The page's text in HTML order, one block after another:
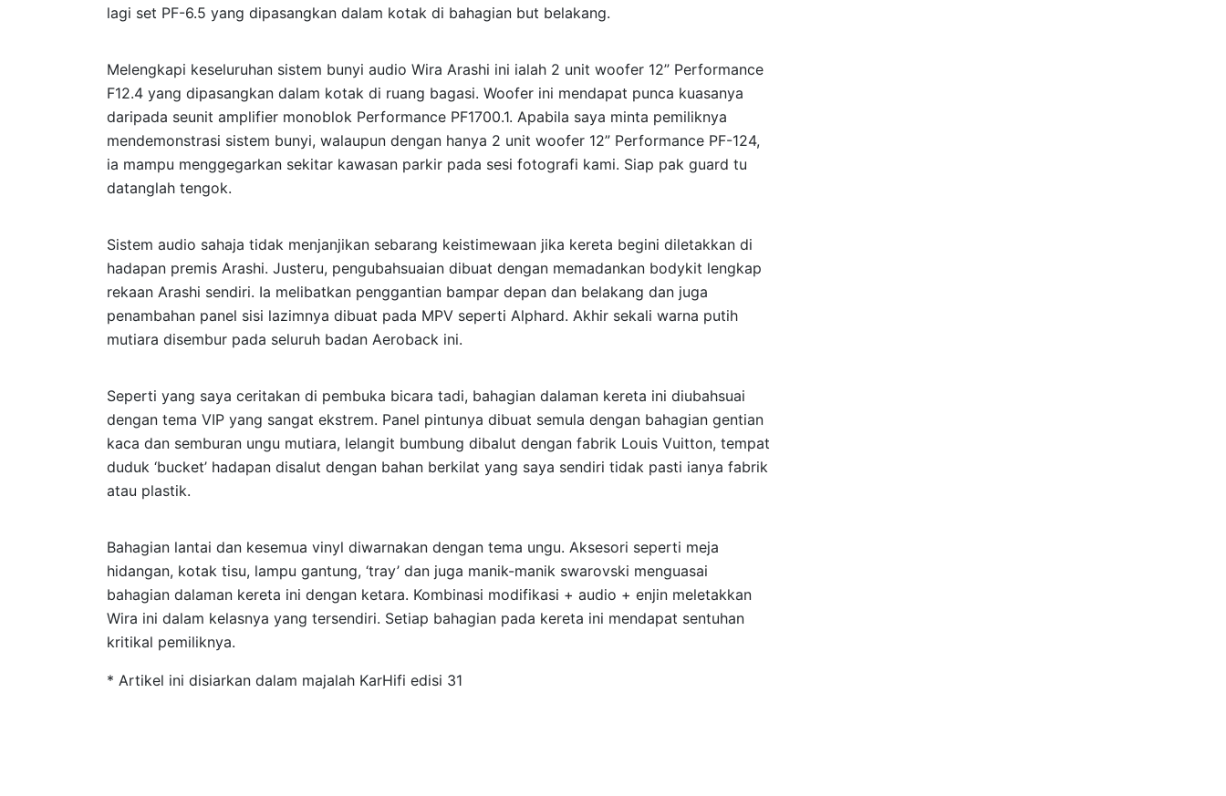
lagi set PF-6.5 yang dipasangkan dalam kotak di bahagian but belakang.
Melengkapi keseluruhan sistem bunyi audio Wira Arashi ini ialah 2 unit woofer 12” Performance
F12.4 yang dipasangkan dalam kotak di ruang bagasi. Woofer ini mendapat punca kuasanya
daripada seunit amplifier monoblok Performance PF1700.1. Apabila saya minta pemiliknya
mendemonstrasi sistem bunyi, walaupun dengan hanya 2 unit woofer 12” Performance PF-124,
ia mampu menggegarkan sekitar kawasan parkir pada sesi fotografi kami. Siap pak guard tu
datanglah tengok.
Sistem audio sahaja tidak menjanjikan sebarang keistimewaan jika kereta begini diletakkan di
hadapan premis Arashi. Justeru, pengubahsuaian dibuat dengan memadankan bodykit lengkap
rekaan Arashi sendiri. Ia melibatkan penggantian bampar depan dan belakang dan juga
penambahan panel sisi lazimnya dibuat pada MPV seperti Alphard. Akhir sekali warna putih
mutiara disembur pada seluruh badan Aeroback ini.
Seperti yang saya ceritakan di pembuka bicara tadi, bahagian dalaman kereta ini diubahsuai
dengan tema VIP yang sangat ekstrem. Panel pintunya dibuat semula dengan bahagian gentian
kaca dan semburan ungu mutiara, lelangit bumbung dibalut dengan fabrik Louis Vuitton, tempat
duduk ‘bucket’ hadapan disalut dengan bahan berkilat yang saya sendiri tidak pasti ianya fabrik
atau plastik.
Bahagian lantai dan kesemua vinyl diwarnakan dengan tema ungu. Aksesori seperti meja
hidangan, kotak tisu, lampu gantung, ‘tray’ dan juga manik-manik swarovski menguasai
bahagian dalaman kereta ini dengan ketara. Kombinasi modifikasi + audio + enjin meletakkan
Wira ini dalam kelasnya yang tersendiri. Setiap bahagian pada kereta ini mendapat sentuhan
kritikal pemiliknya.
* Artikel ini disiarkan dalam majalah KarHifi edisi 31